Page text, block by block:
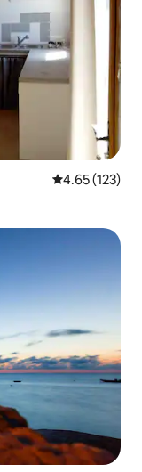
平均评分 4.65
4.65 (123)